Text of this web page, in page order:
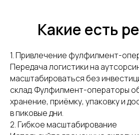
Какие есть
1. Привлечение фулфилмент-
Передача логистики на
масштабироваться без
склад. Фулфилмент-операторы
хранение, приёмку, упаковку и
в пиковые дни.
2. Гибкое масштабирование